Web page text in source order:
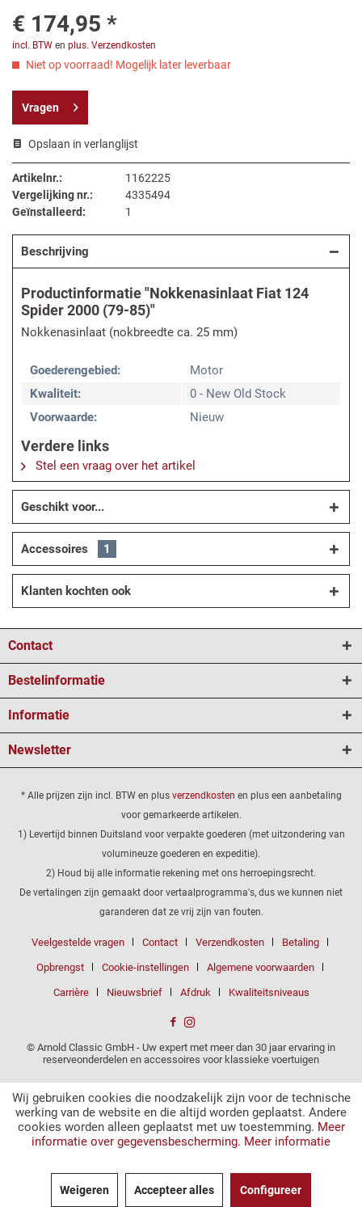
€ 174,95 *
incl. BTW en plus. Verzendkosten
Niet op voorraad! Mogelijk later leverbaar
Vragen
Opslaan in verlanglijst
Artikelnr.:
1162225
Vergelijking nr.:
4335494
Geïnstalleerd:
1
Beschrijving
Productinformatie "Nokkenasinlaat Fiat 124
Spider 2000 (79-85)"
Nokkenasinlaat (nokbreedte ca. 25 mm)
Goederengebied:
Motor
Kwaliteit:
0 - New Old Stock
Voorwaarde:
Nieuw
Verdere links
Stel een vraag over het artikel
Geschikt voor...
Accessoires 1
Klanten kochten ook
Contact
Bestelinformatie
Informatie
Newsletter
* Alle prijzen zijn incl. BTW en plus verzendkosten en plus een aanbetaling
voor gemarkeerde artikelen.
1) Levertijd binnen Duitsland voor verpakte goederen (met uitzondering van
volumineuze goederen en expeditie).
2) Houd bij alle informatie rekening met ons herroepingsrecht.
De vertalingen zijn gemaakt door vertaalprogramma's, dus we kunnen niet
garanderen dat ze vrij zijn van fouten.
Veelgestelde vragen Contact Verzendkosten Betaling
Opbrengst Cookie-instellingen Algemene voorwaarden
Carrière Nieuwsbrief Afdruk Kwaliteitsniveaus
© Arnold Classic GmbH - Uw expert met meer dan 30 jaar ervaring in
reserveonderdelen en accessoires voor klassieke voertuigen
Wij gebruiken cookies die noodzakelijk zijn voor de technische
werking van de website en die altijd worden geplaatst. Andere
cookies worden alleen geplaatst met uw toestemming. Meer
informatie over gegevensbescherming. Meer informatie
Weigeren Accepteer alles Configureer